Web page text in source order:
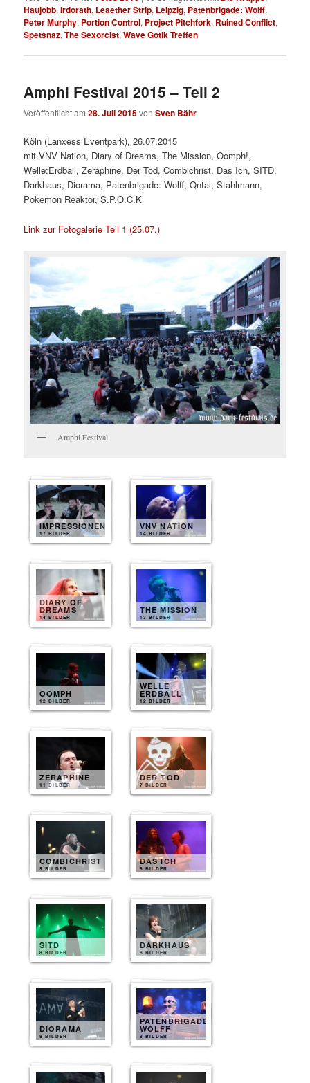
Haujobb,Irdorath, Leaether Strip, Leipzig, Patenbrigade: Wolff,
Peter Murphy, Portion Control, Project Pitchfork, Ruined Conflict,
Spetsnaz,The Sexorcist,Wave Gotik Treffen
Amphi Festival 2015 – Teil 2
Veröffentlicht am28. Juli 2015vonSven Bähr
Köln (Lanxess Eventpark), 26.07.2015
mit VNV Nation, Diary of Dreams, The Mission, Oomph!,
Welle:Erdball, Zeraphine, Der Tod, Combichrist, Das Ich, SITD,
Darkhaus, Diorama, Patenbrigade: Wolff, Qntal, Stahlmann,
Pokemon Reaktor, S.P.O.C.K
Link zur Fotogalerie Teil 1 (25.07.)
Amphi Festival
IMPRESSIONEN
17 BILDER
VNV NATION
14 BILDER
DIARY OF
DREAMS
14 BILDER
THE MISSION
13 BILDER
OOMPH
12 BILDER
WELLE
ERDBALL
12 BILDER
ZERAPHINE
11 BILDER
DER TOD
7 BILDER
COMBICHRIST
9 BILDER
DAS ICH
8 BILDER
SITD
8 BILDER
DARKHAUS
8 BILDER
DIORAMA
8 BILDER
PATENBRIGADE
WOLFF
8 BILDER